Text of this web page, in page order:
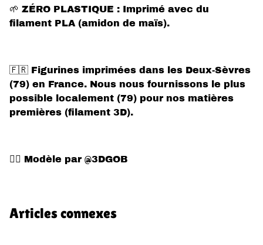
🌱 ZÉRO PLASTIQUE : Imprimé avec du
filament PLA (amidon de maïs).
🇫🇷 Figurines imprimées dans les Deux-Sèvres
(79) en France. Nous nous fournissons le plus
possible localement (79) pour nos matières
premières (filament 3D).
✍🏻 Modèle par @3DGOB
Articles connexes